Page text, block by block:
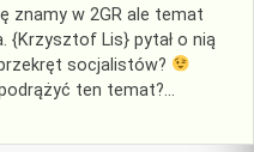
znamy w 2GR ale temat
{Krzysztof Lis} pytał o nią
socjalistów?
ten temat?…